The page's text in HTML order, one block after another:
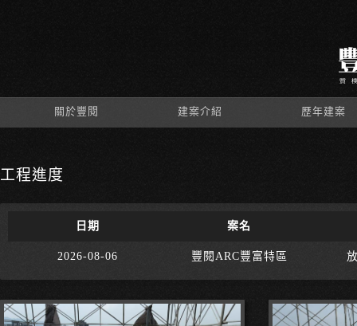
關於豐閱 建案介紹 歷年建案
工程進度
日期 案名
2026-08-06 豐閱ARC豐富特區